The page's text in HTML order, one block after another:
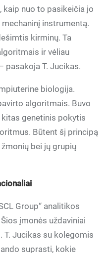
nuo to pasikeičia jo
instrumentą.
kirminų. Ta
ir vėliau
pasakoja T. Jucikas.
biologija.
algoritmais. Buvo
kitas genetinis pokytis
Būtent šį principą
bei jų grupių
Group“ analitikos
įmonės uždaviniai
T. Jucikas su kolegomis
suprasti, kokie